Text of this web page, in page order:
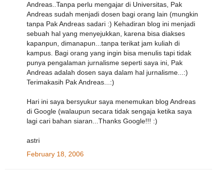
Andreas..Tanpa perlu mengajar di Universitas, Pak
Andreas sudah menjadi dosen bagi orang lain (mungkin
tanpa Pak Andreas sadari :) Kehadiran blog ini menjadi
sebuah hal yang menyejukkan, karena bisa diakses
kapanpun, dimanapun...tanpa terikat jam kuliah di
kampus. Bagi orang yang ingin bisa menulis tapi tidak
punya pengalaman jurnalisme seperti saya ini, Pak
Andreas adalah dosen saya dalam hal jurnalisme...:)
Terimakasih Pak Andreas...:)
Hari ini saya bersyukur saya menemukan blog Andreas
di Google (walaupun secara tidak sengaja ketika saya
lagi cari bahan siaran...Thanks Google!!! :)
astri
February 18, 2006